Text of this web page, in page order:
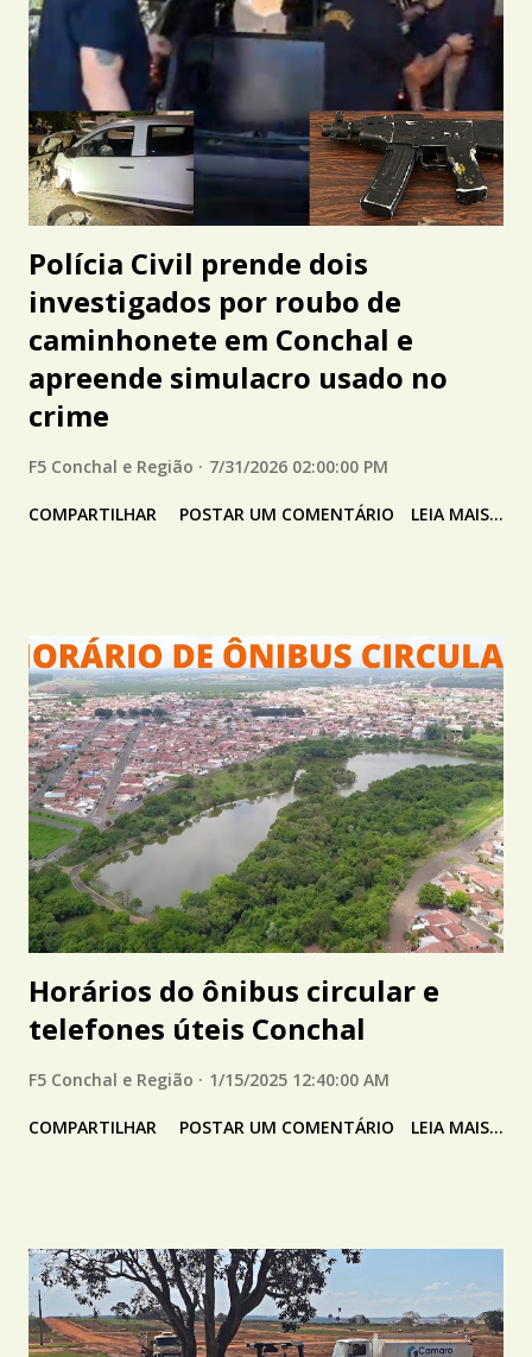
Polícia Civil prende dois
investigados por roubo de
caminhonete em Conchal e
apreende simulacro usado no
crime
F5 Conchal e Região 7/31/2026 02:00:00 PM
COMPARTILHAR POSTAR UM COMENTÁRIO LEIA MAIS...
Horários do ônibus circular e
telefones úteis Conchal
F5 Conchal e Região 1/15/2025 12:40:00 AM
COMPARTILHAR POSTAR UM COMENTÁRIO LEIA MAIS...